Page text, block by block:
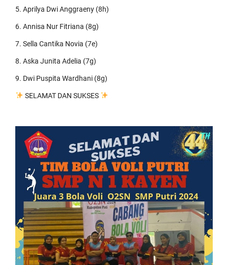
5. ⁠Aprilya Dwi Anggraeny (8h)
6. ⁠Annisa Nur Fitriana (8g)
7. ⁠Sella Cantika Novia (7e)
8. ⁠Aska Junita Adelia (7g)
9. Dwi Puspita Wardhani (8g)
SELAMAT DAN SUKSES